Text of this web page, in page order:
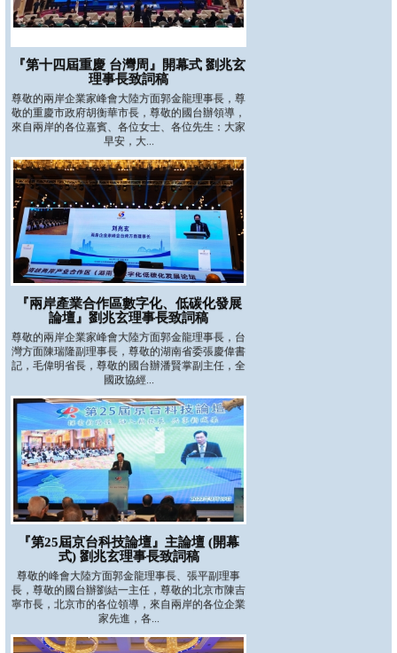
『第十四屆重慶 台灣周』開幕式 劉兆玄
理事長致詞稿
尊敬的兩岸企業家峰會大陸方面郭金龍理事長，尊
敬的重慶市政府胡衡華市長，尊敬的國台辦領導，
來自兩岸的各位嘉賓、各位女士、各位先生：大家
早安，大...
『兩岸產業合作區數字化、低碳化發展
論壇』劉兆玄理事長致詞稿
尊敬的兩岸企業家峰會大陸方面郭金龍理事長，台
灣方面陳瑞隆副理事長，尊敬的湖南省委張慶偉書
記，毛偉明省長，尊敬的國台辦潘賢掌副主任，全
國政協經...
『第25屆京台科技論壇』主論壇 (開幕
式) 劉兆玄理事長致詞稿
尊敬的峰會大陸方面郭金龍理事長、張平副理事
長，尊敬的國台辦劉結一主任，尊敬的北京市陳吉
寧市長，北京市的各位領導，來自兩岸的各位企業
家先進，各...